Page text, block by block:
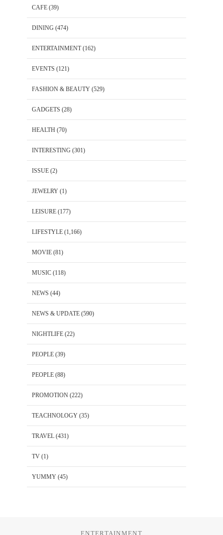
CAFE (39)
DINING (474)
ENTERTAINMENT(162)
EVENTS (121)
FASHION & BEAUTY (529)
GADGETS (28)
HEALTH (70)
INTERESTING (301)
ISSUE (2)
JEWELRY (1)
LEISURE (177)
LIFESTYLE (1,166)
MOVIE (81)
MUSIC (118)
NEWS (44)
NEWS & UPDATE (590)
NIGHTLIFE (22)
PEOPLE (39)
PEOPLE (88)
PROMOTION (222)
TEACHNOLOGY (35)
TRAVEL (431)
TV (1)
YUMMY (45)
ENTERTAINMENT